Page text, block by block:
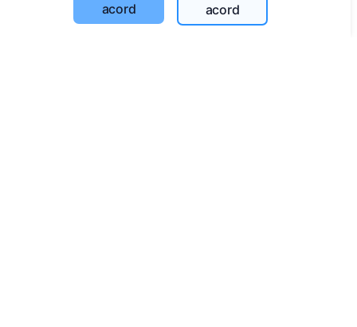
Despre CEMETY
acord
acord